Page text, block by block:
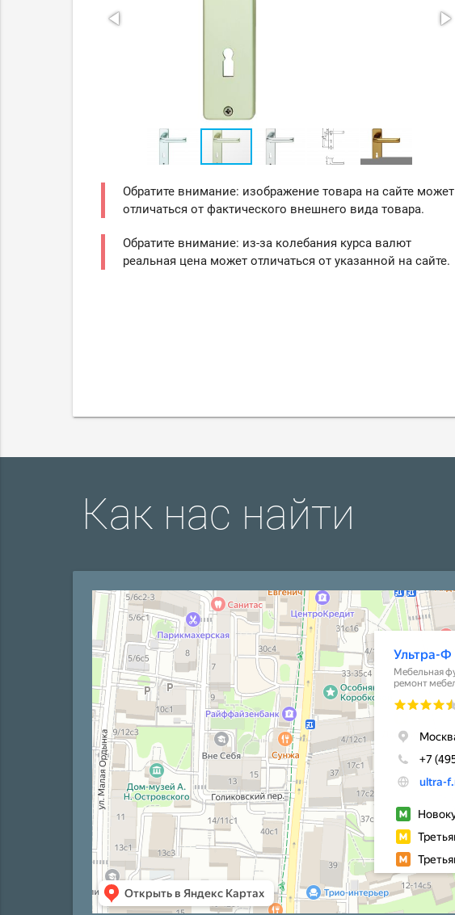
Обратите внимание: изображение товара на сайте может
отличаться от фактического внешнего вида товара.
Обратите внимание: из-за колебания курса валют
реальная цена может отличаться от указанной на сайте.
Как нас найти